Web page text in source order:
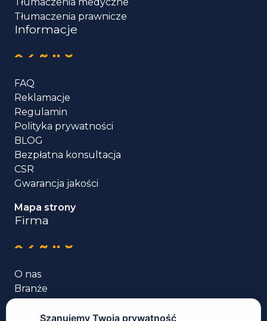
Tłumaczenia prawnicze
Informacje
FAQ
Reklamacje
Regulamin
Polityka prywatności
BLOG
Bezpłatna konsultacja
CSR
Gwarancja jakości
Mapa strony
Firma
O nas
Branże
Języki